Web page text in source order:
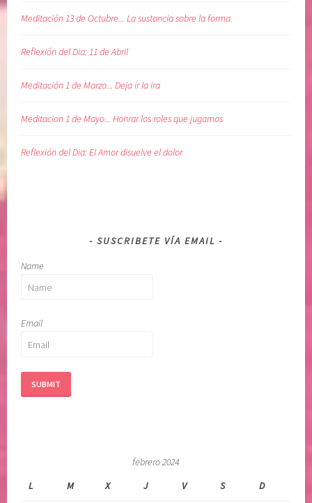
e
i
i
n
o
u
i
Meditación 13 de Octubre... La sustancia sobre la forma
Reflexión del Dia: 11 de Abril
Meditación 1 de Marzo... Deja ir la ira
Meditacion 1 de Mayo... Honrar los roles que jugamos
Reflexión del Dia: El Amor disuelve el dolor
SUSCRIBETE VÍA EMAIL
Name
Email
febrero 2024
L
M X J V S D